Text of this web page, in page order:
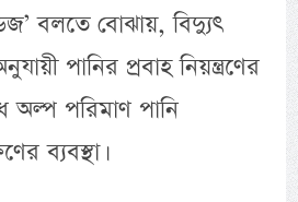
বলতে বোঝায়, বিদ্যুৎ
পানির প্রবাহ নিয়ন্ত্রণের
অল্প পরিমাণ পানি
ব্যবস্থা।